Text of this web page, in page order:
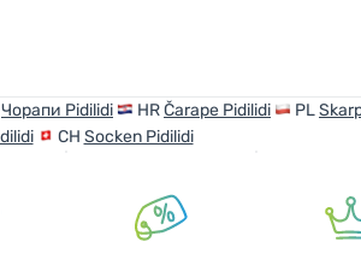
Чорапи Pidilidi HRČarape Pidilidi PL
CH Socken Pidilidi